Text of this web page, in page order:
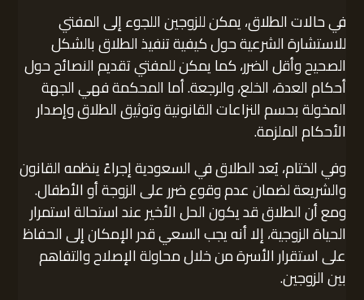
في حالات الطلاق، يمكن للزوجين اللجوء إلى المفتي
للاستشارة الشرعية حول كيفية تنفيذ الطلاق بالشكل
الصحيح وأقل الضرر، كما يمكن للمفتي تقديم النصائح حول
أحكام العدة، الخلع، والرجعة. أما المحكمة فهي الجهة
المخولة بحسم النزاعات القانونية وتوثيق الطلاق وإصدار
الأحكام الملزمة.
وفي الختام، يُعد الطلاق في السعودية إجراءً ينظمه القانون
والشريعة لضمان عدم وقوع ضرر على الزوجة أو الأطفال.
ومع أن الطلاق قد يكون الحل الأخير عند استحالة استمرار
الحياة الزوجية، إلا أنه يجب السعي قدر الإمكان إلى الحفاظ
على استقرار الأسرة من خلال محاولة الإصلاح والتفاهم
بين الزوجين.